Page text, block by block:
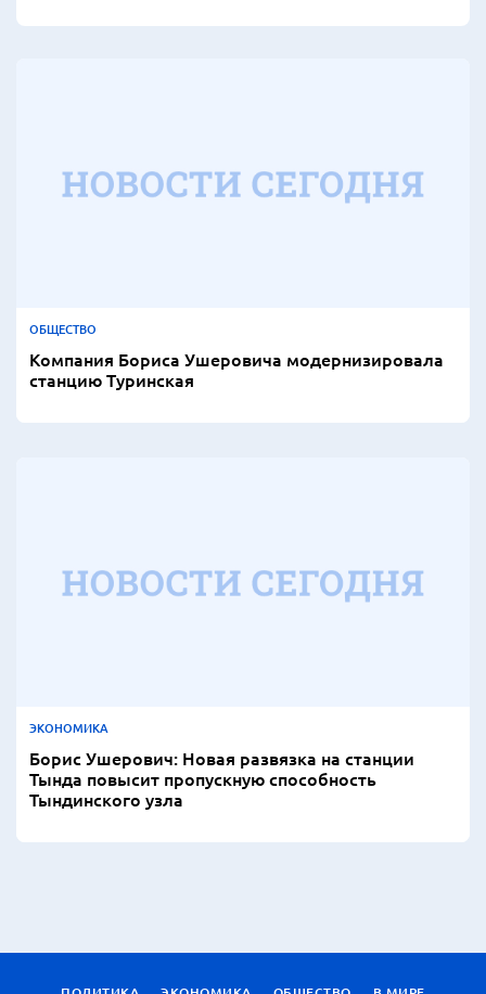
ОБЩЕСТВО
Компания Бориса Ушеровича модернизировала
станцию Туринская
ЭКОНОМИКА
Борис Ушерович: Новая развязка на станции
Тында повысит пропускную способность
Тындинского узла